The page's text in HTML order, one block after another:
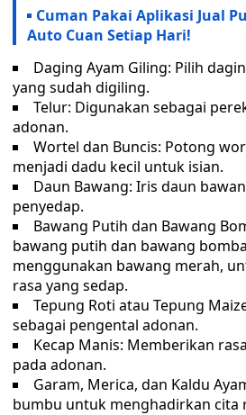
Cuman Pakai Aplikasi Jual
Auto Cuan Setiap Hari!
Daging Ayam Giling: Pilih
yang sudah digiling.
Telur: Digunakan sebagai
adonan.
Wortel dan Buncis: Potong
menjadi dadu kecil untuk isian.
Daun Bawang: Iris daun
penyedap.
Bawang Putih dan Bawang
bawang putih dan bawang
menggunakan bawang merah,
rasa yang sedap.
Tepung Roti atau Tepung
sebagai pengental adonan.
Kecap Manis: Memberikan
pada adonan.
Garam, Merica, dan Kaldu
bumbu untuk menghadirkan cita